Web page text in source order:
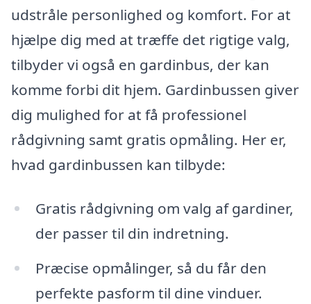
udstråle personlighed og komfort. For at
hjælpe dig med at træffe det rigtige valg,
tilbyder vi også en gardinbus, der kan
komme forbi dit hjem. Gardinbussen giver
dig mulighed for at få professionel
rådgivning samt gratis opmåling. Her er,
hvad gardinbussen kan tilbyde:
Gratis rådgivning om valg af gardiner,
der passer til din indretning.
Præcise opmålinger, så du får den
perfekte pasform til dine vinduer.